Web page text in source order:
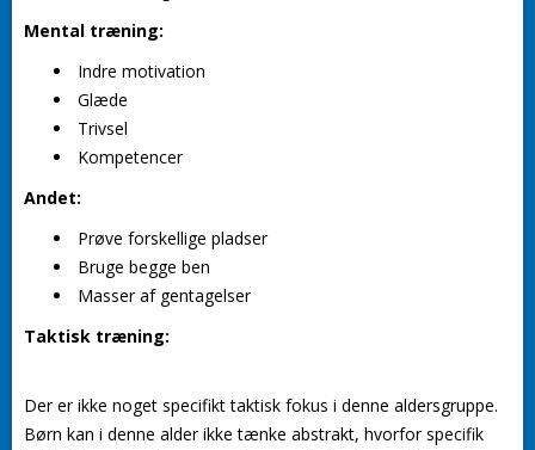
Mental træning:
Indre motivation
Glæde
Trivsel
Kompetencer
Andet:
Prøve forskellige pladser
Bruge begge ben
Masser af gentagelser
Taktisk træning:
Der er ikke noget specifikt taktisk fokus i denne aldersgruppe.
Børn kan i denne alder ikke tænke abstrakt, hvorfor specifik